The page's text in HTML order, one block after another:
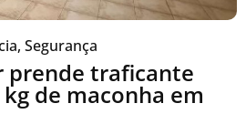
, Segurança
prende traficante
de maconha em